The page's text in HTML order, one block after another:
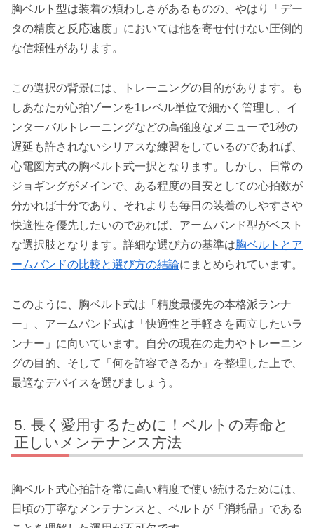
胸ベルト型は装着の煩わしさがあるものの、やはり「デー
タの精度と反応速度」においては他を寄せ付けない圧倒的
な信頼性があります。
この選択の背景には、トレーニングの目的があります。も
しあなたが心拍ゾーンを1レベル単位で細かく管理し、イ
ンターバルトレーニングなどの高強度なメニューで1秒の
遅延も許されないシリアスな練習をしているのであれば、
心電図方式の胸ベルト式一択となります。しかし、日常の
ジョギングがメインで、ある程度の目安としての心拍数が
分かれば十分であり、それよりも毎日の装着のしやすさや
快適性を優先したいのであれば、アームバンド型がベスト
な選択肢となります。詳細な選び方の基準は胸ベルトとア
ームバンドの比較と選び方の結論にまとめられています。
このように、胸ベルト式は「精度最優先の本格派ランナ
ー」、アームバンド式は「快適性と手軽さを両立したいラ
ンナー」に向いています。自分の現在の走力やトレーニン
グの目的、そして「何を許容できるか」を整理した上で、
最適なデバイスを選びましょう。
長く愛用するために！ベルトの寿命と
正しいメンテナンス方法
胸ベルト式心拍計を常に高い精度で使い続けるためには、
日頃の丁寧なメンテナンスと、ベルトが「消耗品」である